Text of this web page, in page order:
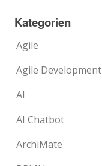
Kategorien
Agile
Agile Development
AI
AI Chatbot
ArchiMate